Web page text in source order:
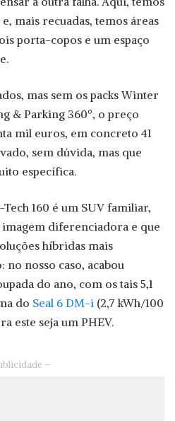
mais recuadas, temos áreas
porta-copos e um espaço
mas sem os packs Winter
& Parking 360º, o preço
mil euros, em concreto 41
sem dúvida, mas que
específica.
160 é um SUV familiar,
diferenciadora e que
híbridas mais
no nosso caso, acabou
do ano, com os tais 5,1
do Seal 6 DM-i (2,7 kWh/100
este seja um PHEV.
–